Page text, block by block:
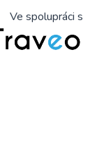
Ve spolupráci s